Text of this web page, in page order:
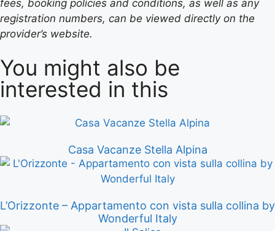
fees, booking policies and conditions, as well as any
registration numbers, can be viewed directly on the
provider’s website.
You might also be
interested in this
Casa Vacanze Stella Alpina
L’Orizzonte – Appartamento con vista sulla collina by
Wonderful Italy